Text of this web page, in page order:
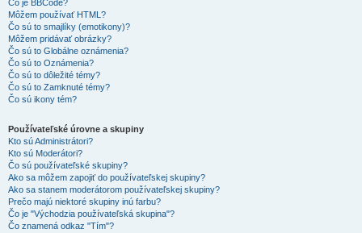
Čo je BBCode?
Môžem používať HTML?
Čo sú to smajlíky (emotikony)?
Môžem pridávať obrázky?
Čo sú to Globálne oznámenia?
Čo sú to Oznámenia?
Čo sú to dôležité témy?
Čo sú to Zamknuté témy?
Čo sú ikony tém?
Používateľské úrovne a skupiny
Kto sú Administrátori?
Kto sú Moderátori?
Čo sú používateľské skupiny?
Ako sa môžem zapojiť do používateľskej skupiny?
Ako sa stanem moderátorom používateľskej skupiny?
Prečo majú niektoré skupiny inú farbu?
Čo je "Východzia používateľská skupina"?
Čo znamená odkaz "Tím"?